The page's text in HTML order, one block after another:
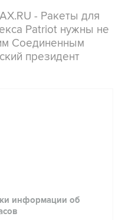
- Ракеты для
Patriot нужны не
Соединенным
президент
информации об